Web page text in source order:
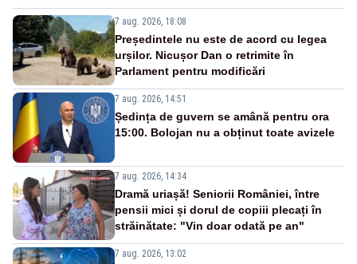
7 aug. 2026, 18:08
Președintele nu este de acord cu legea
urșilor. Nicușor Dan o retrimite în
Parlament pentru modificări
7 aug. 2026, 14:51
Ședința de guvern se amână pentru ora
15:00. Bolojan nu a obținut toate avizele
7 aug. 2026, 14:34
Dramă uriașă! Seniorii României, între
pensii mici și dorul de copiii plecați în
străinătate: "Vin doar odată pe an"
7 aug. 2026, 13:02